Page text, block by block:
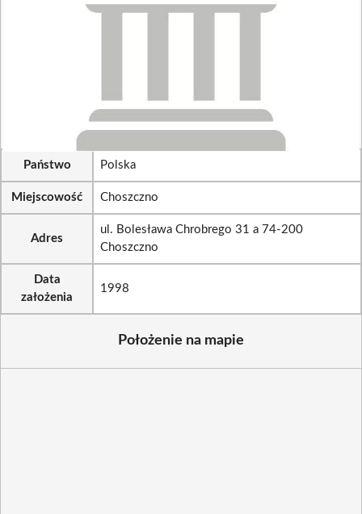
Państwo Polska
Miejscowość Choszczno
Adres
ul. Bolesława Chrobrego 31 a 74-200
Choszczno
Data
założenia
1998
Położenie na mapie